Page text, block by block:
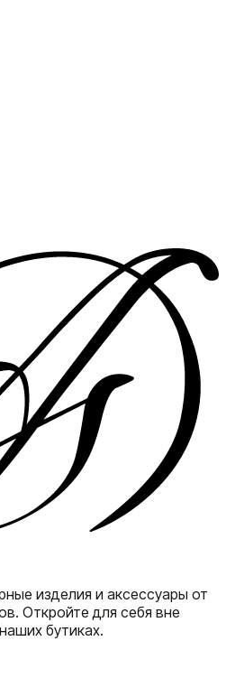
изделия и аксессуары от
Откройте для себя вне
бутиках.